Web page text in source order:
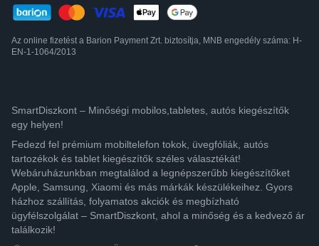
Az online fizetést a Barion Payment Zrt. biztosítja, MNB engedély száma: H-
EN-1-1064/2013
SmartDiszkont – Minőségi mobilos,tabletes, autós kiegészítők
egy helyen!
Fedezd fel prémium mobiltelefon tokok, üvegfóliák, autós
tartozékok és tablet kiegészítők széles választékát!
Webáruházunkban megtalálod a legnépszerűbb kiegészítőket
Apple, Samsung, Xiaomi és más márkák készülékeihez. Gyors
házhoz szállítás, folyamatos akciók és megbízható
ügyfélszolgálat – SmartDiszkont, ahol a minőség és a kedvező ár
találkozik!